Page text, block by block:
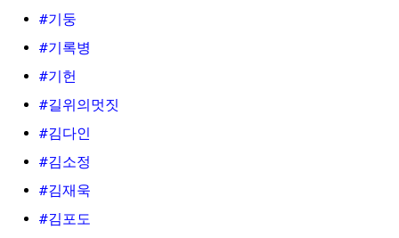
#기둥
#기록병
#기헌
#길위의멋짓
#김다인
#김소정
#김재욱
#김포도